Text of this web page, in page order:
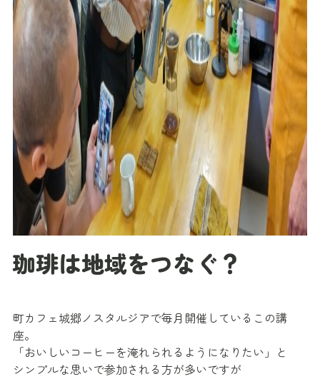
珈琲は地域をつなぐ？
町カフェ城郷ノスタルジアで毎月開催しているこの講
座。
「おいしいコーヒーを淹れられるようになりたい」と
シンプルな思いで参加される方が多いですが